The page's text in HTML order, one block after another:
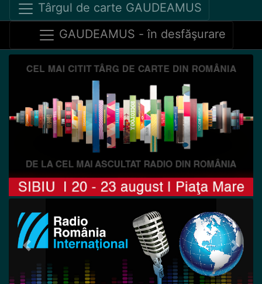
Târgul de carte GAUDEAMUS
GAUDEAMUS - în desfăşurare
Previous Next